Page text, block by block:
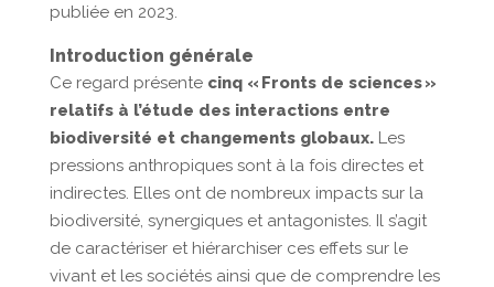
publiée en 2023.
Introduction générale
Ce regard présente cinq « Fronts de sciences »
relatifs à l’étude des interactions entre
biodiversité et changements globaux. Les
pressions anthropiques sont à la fois directes et
indirectes. Elles ont de nombreux impacts sur la
biodiversité, synergiques et antagonistes. Il s’agit
de caractériser et hiérarchiser ces effets sur le
vivant et les sociétés ainsi que de comprendre les